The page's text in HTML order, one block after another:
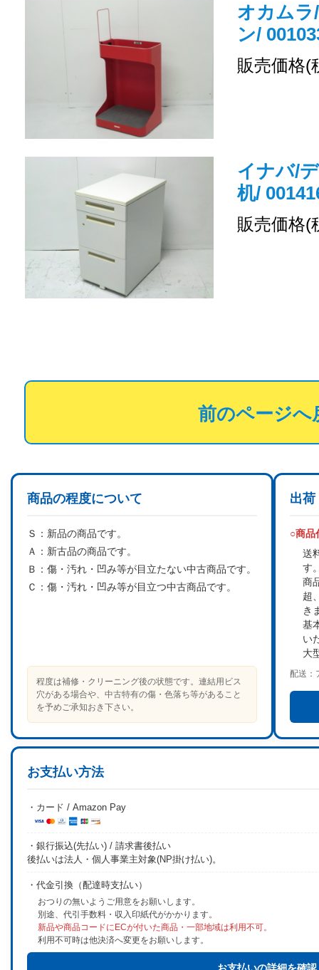
オカム
ン/
販売価格(
イナバ/
机/
販売価格(
前のページへ
商品の程度について
Ｓ： 新品の商品です。
Ａ： 新古品の商品です。
Ｂ： 傷・汚れ・凹み等が目立たない中古商品です。
Ｃ： 傷・汚れ・凹み等が目立つ中古商品です。
程度は補修・クリーニング後の状態です。連結用ビス
穴がある場合や、中古特有の傷・色落ち等があること
を予めご承知おき下さい。
出荷
○商品
送
す
商
超
き
基
い
大
配送：
お支払い方法
・カード / Amazon Pay
・銀行振込(先払い) / 請求書後払い
後払いは法人・個人事業主対象(NP掛け払い)。
・代金引換（配達時支払い）
おつりの無いようご用意をお願いします。
別途、代引手数料・収入印紙代がかかります。
新品や商品コードにECが付いた商品・一部地域は利用不可。
利用不可時は他決済へ変更をお願いします。